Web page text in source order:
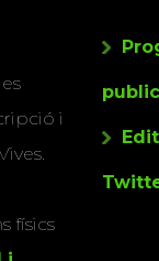
i
físics